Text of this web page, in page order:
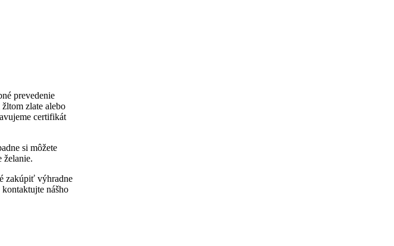
prevedenie
zlate alebo
certifikát
si môžete
želanie.
zakúpiť výhradne
nášho